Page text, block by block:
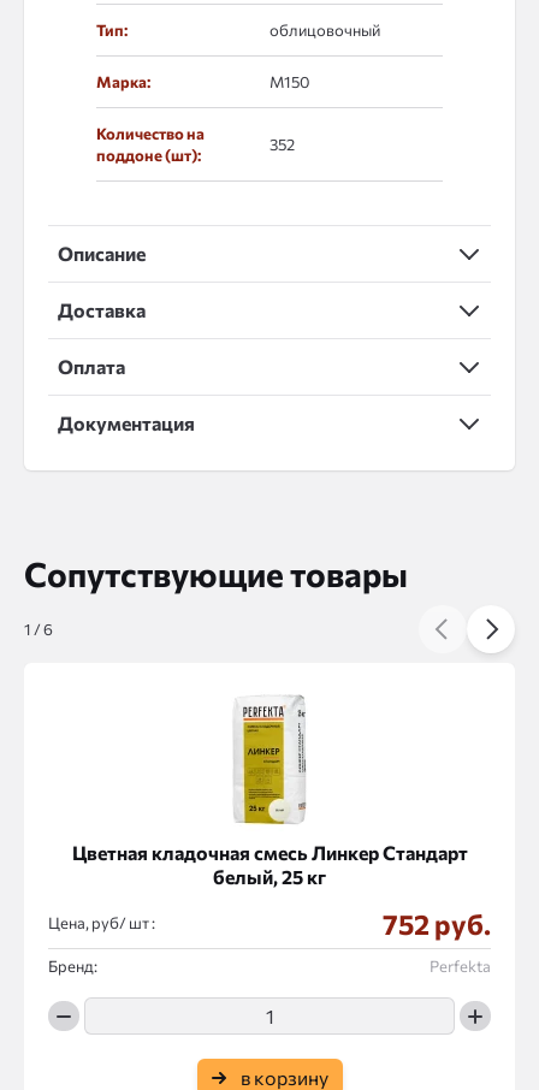
Тип: облицовочный
Марка: М150
Количество на
поддоне (шт):
352
Описание
Доставка
Оплата
Документация
Сопутствующие товары
Цветная кладочная смесь Линкер Стандарт
белый, 25 кг
Цена, руб/ : 752 руб.
Бренд: Perfekta
в корзину
1 /6